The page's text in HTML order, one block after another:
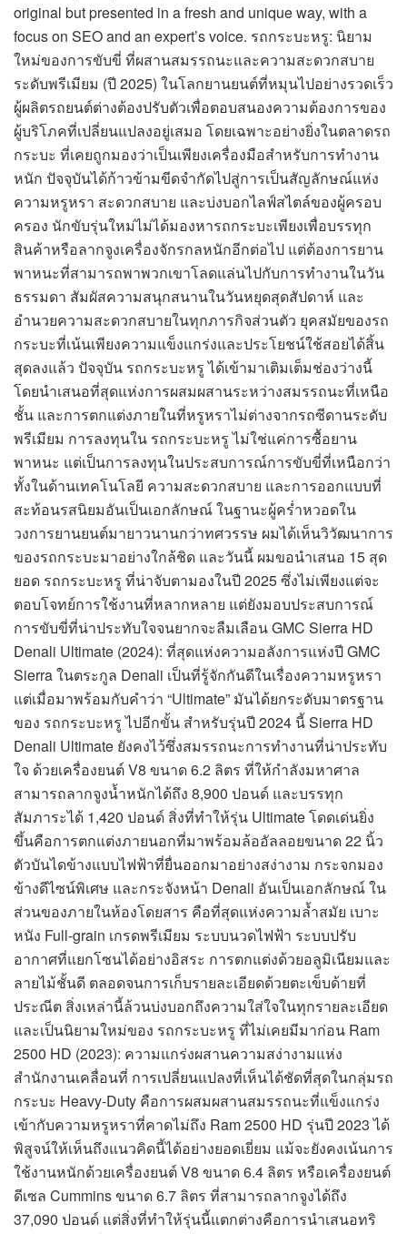
original but presented in a fresh and unique way, with a
focus on SEO and an expert’s voice. รถกระบะหรู: นิยาม
ใหม่ของการขับขี่ ที่ผสานสมรรถนะและความสะดวกสบาย
ระดับพรีเมียม (ปี 2025) ในโลกยานยนต์ที่หมุนไปอย่างรวดเร็ว
ผู้ผลิตรถยนต์ต่างต้องปรับตัวเพื่อตอบสนองความต้องการของ
ผู้บริโภคที่เปลี่ยนแปลงอยู่เสมอ โดยเฉพาะอย่างยิ่งในตลาดรถ
กระบะ ที่เคยถูกมองว่าเป็นเพียงเครื่องมือสำหรับการทำงาน
หนัก ปัจจุบันได้ก้าวข้ามขีดจำกัดไปสู่การเป็นสัญลักษณ์แห่ง
ความหรูหรา สะดวกสบาย และบ่งบอกไลฟ์สไตล์ของผู้ครอบ
ครอง นักขับรุ่นใหม่ไม่ได้มองหารถกระบะเพียงเพื่อบรรทุก
สินค้าหรือลากจูงเครื่องจักรกลหนักอีกต่อไป แต่ต้องการยาน
พาหนะที่สามารถพาพวกเขาโลดแล่นไปกับการทำงานในวัน
ธรรมดา สัมผัสความสนุกสนานในวันหยุดสุดสัปดาห์ และ
อำนวยความสะดวกสบายในทุกภารกิจส่วนตัว ยุคสมัยของรถ
กระบะที่เน้นเพียงความแข็งแกร่งและประโยชน์ใช้สอยได้สิ้น
สุดลงแล้ว ปัจจุบัน รถกระบะหรู ได้เข้ามาเติมเต็มช่องว่างนี้
โดยนำเสนอที่สุดแห่งการผสมผสานระหว่างสมรรถนะที่เหนือ
ชั้น และการตกแต่งภายในที่หรูหราไม่ต่างจากรถซีดานระดับ
พรีเมียม การลงทุนใน รถกระบะหรู ไม่ใช่แค่การซื้อยาน
พาหนะ แต่เป็นการลงทุนในประสบการณ์การขับขี่ที่เหนือกว่า
ทั้งในด้านเทคโนโลยี ความสะดวกสบาย และการออกแบบที่
สะท้อนรสนิยมอันเป็นเอกลักษณ์ ในฐานะผู้คร่ำหวอดใน
วงการยานยนต์มายาวนานกว่าทศวรรษ ผมได้เห็นวิวัฒนาการ
ของรถกระบะมาอย่างใกล้ชิด และวันนี้ ผมขอนำเสนอ 15 สุด
ยอด รถกระบะหรู ที่น่าจับตามองในปี 2025 ซึ่งไม่เพียงแต่จะ
ตอบโจทย์การใช้งานที่หลากหลาย แต่ยังมอบประสบการณ์
การขับขี่ที่น่าประทับใจจนยากจะลืมเลือน GMC Sierra HD
Denali Ultimate (2024): ที่สุดแห่งความอลังการแห่งปี GMC
Sierra ในตระกูล Denali เป็นที่รู้จักกันดีในเรื่องความหรูหรา
แต่เมื่อมาพร้อมกับคำว่า “Ultimate” มันได้ยกระดับมาตรฐาน
ของ รถกระบะหรู ไปอีกขั้น สำหรับรุ่นปี 2024 นี้ Sierra HD
Denali Ultimate ยังคงไว้ซึ่งสมรรถนะการทำงานที่น่าประทับ
ใจ ด้วยเครื่องยนต์ V8 ขนาด 6.2 ลิตร ที่ให้กำลังมหาศาล
สามารถลากจูงน้ำหนักได้ถึง 8,900 ปอนด์ และบรรทุก
สัมภาระได้ 1,420 ปอนด์ สิ่งที่ทำให้รุ่น Ultimate โดดเด่นยิ่ง
ขึ้นคือการตกแต่งภายนอกที่มาพร้อมล้ออัลลอยขนาด 22 นิ้ว
ตัวบันไดข้างแบบไฟฟ้าที่ยื่นออกมาอย่างสง่างาม กระจกมอง
ข้างดีไซน์พิเศษ และกระจังหน้า Denali อันเป็นเอกลักษณ์ ใน
ส่วนของภายในห้องโดยสาร คือที่สุดแห่งความล้ำสมัย เบาะ
หนัง Full-grain เกรดพรีเมียม ระบบนวดไฟฟ้า ระบบปรับ
อากาศที่แยกโซนได้อย่างอิสระ การตกแต่งด้วยอลูมิเนียมและ
ลายไม้ชั้นดี ตลอดจนการเก็บรายละเอียดด้วยตะเข็บด้ายที่
ประณีต สิ่งเหล่านี้ล้วนบ่งบอกถึงความใส่ใจในทุกรายละเอียด
และเป็นนิยามใหม่ของ รถกระบะหรู ที่ไม่เคยมีมาก่อน Ram
2500 HD (2023): ความแกร่งผสานความสง่างามแห่ง
สำนักงานเคลื่อนที่ การเปลี่ยนแปลงที่เห็นได้ชัดที่สุดในกลุ่มรถ
กระบะ Heavy-Duty คือการผสมผสานสมรรถนะที่แข็งแกร่ง
เข้ากับความหรูหราที่คาดไม่ถึง Ram 2500 HD รุ่นปี 2023 ได้
พิสูจน์ให้เห็นถึงแนวคิดนี้ได้อย่างยอดเยี่ยม แม้จะยังคงเน้นการ
ใช้งานหนักด้วยเครื่องยนต์ V8 ขนาด 6.4 ลิตร หรือเครื่องยนต์
ดีเซล Cummins ขนาด 6.7 ลิตร ที่สามารถลากจูงได้ถึง
37,090 ปอนด์ แต่สิ่งที่ทำให้รุ่นนี้แตกต่างคือการนำเสนอทริ